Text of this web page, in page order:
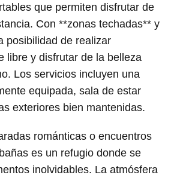
que permiten disfrutar de
Con **zonas techadas** y
posibilidad de realizar
libre y disfrutar de la belleza
Los servicios incluyen una
equipada, sala de estar
exteriores bien mantenidas.
románticas o encuentros
es un refugio donde se
inolvidables. La atmósfera